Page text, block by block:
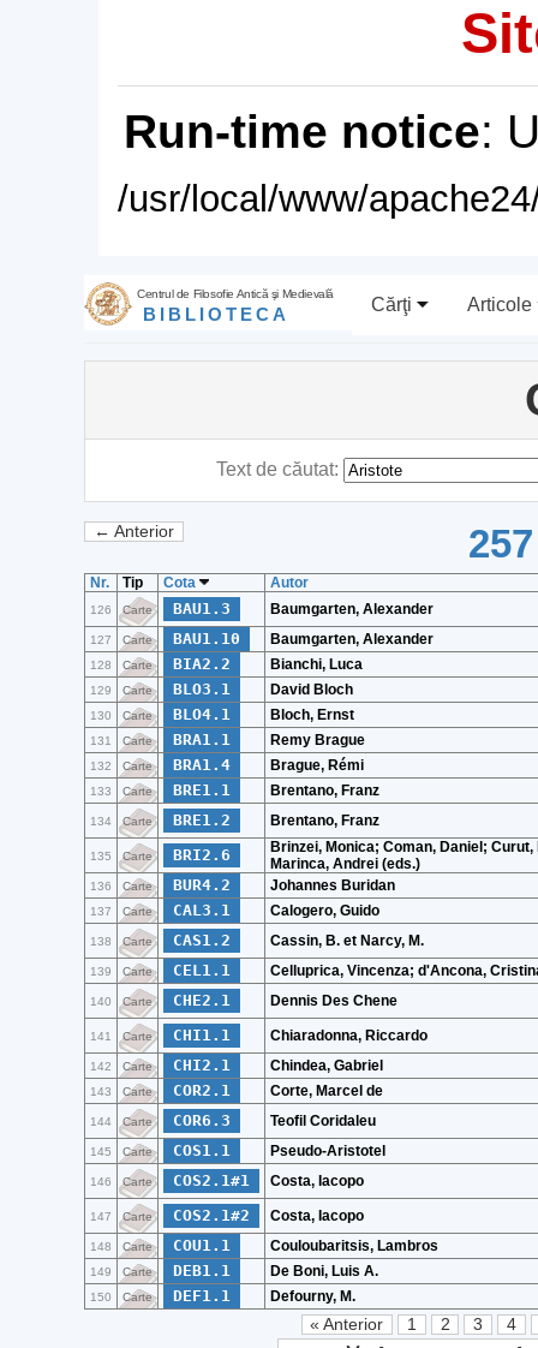
Run-time notice:
/usr/local/www/
Centrul de Filosofie Antică şi Medievală
BIBLIOTECA Cărţi Articole
Text de căutat:
← Anterior
Nr. Tip Cota Autor
126 Carte BAU1.3 Baumgarten, Alexander
127 Carte BAU1.10 Baumgarten, Alexander
128 Carte BIA2.2 Bianchi, Luca
129 Carte BLO3.1 David Bloch
130 Carte BLO4.1 Bloch, Ernst
131 Carte BRA1.1 Remy Brague
132 Carte BRA1.4 Brague, Rémi
133 Carte BRE1.1 Brentano, Franz
134 Carte BRE1.2 Brentano, Franz
135 Carte BRI2.6
Brinzei, Monica; Coman, Daniel; Curut,
Marinca, Andrei (eds.)
136 Carte BUR4.2 Johannes Buridan
137 Carte CAL3.1 Calogero, Guido
138 Carte CAS1.2 Cassin, B. et Narcy, M.
139 Carte CEL1.1 Celluprica, Vincenza; d'Ancona,
140 Carte CHE2.1 Dennis Des Chene
141 Carte CHI1.1 Chiaradonna, Riccardo
142 Carte CHI2.1 Chindea, Gabriel
143 Carte COR2.1 Corte, Marcel de
144 Carte COR6.3 Teofil Coridaleu
145 Carte COS1.1 Pseudo-Aristotel
146 Carte COS2.1#1 Costa, Iacopo
147 Carte COS2.1#2 Costa, Iacopo
148 Carte COU1.1 Couloubaritsis, Lambros
149 Carte DEB1.1 De Boni, Luis A.
150 Carte DEF1.1 Defourny, M.
« Anterior 1 2 3 4